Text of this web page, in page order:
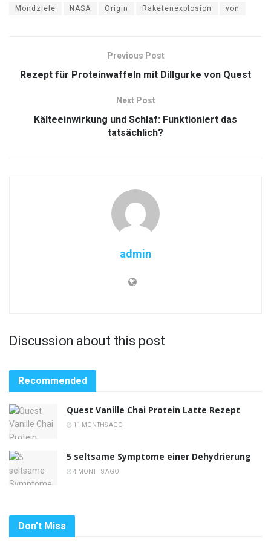
Mondziele NASA Origin Raketenexplosion von
Previous Post
Rezept für Proteinwaffeln mit Dillgurke von Quest
Next Post
Kälteeinwirkung und Schlaf: Funktioniert das
tatsächlich?
admin
Discussion about this post
Recommended
Quest Vanille Chai Protein Latte Rezept
11 MONTHS AGO
5 seltsame Symptome einer Dehydrierung
4 MONTHS AGO
Don't Miss